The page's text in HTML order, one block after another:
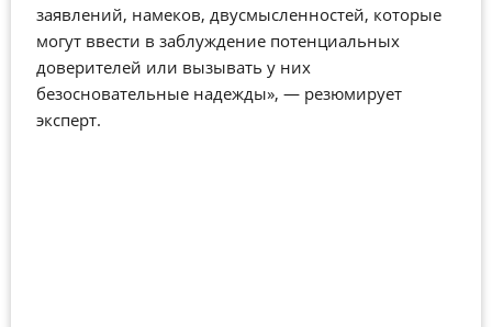
заявлений, намеков, двусмысленностей, которые
могут ввести в заблуждение потенциальных
доверителей или вызывать у них
безосновательные надежды», — резюмирует
эксперт.